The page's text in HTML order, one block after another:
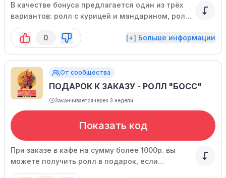
В качестве бонуса предлагается один из трёх
вариантов: ролл с курицей и мандарином, ролл
"Оливье" или жареный ролл "Босс" в
зависимости от суммы заказа - 1700, 2200 или
2700р. соответственно.
0 [+] Больше информации
От сообщества
ПОДАРОК К ЗАКАЗУ - РОЛЛ "БОСС"
Заканчиваетсячерез 3 недели
Показать код
При заказе в кафе на сумму более 1000р. вы
можете получить ролл в подарок, если
сообщите официанту кодовое слово.